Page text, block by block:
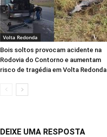
Volta Redonda
Bois soltos provocam acidente na
Rodovia do Contorno e aumentam
risco de tragédia em Volta Redonda
DEIXE UMA RESPOSTA